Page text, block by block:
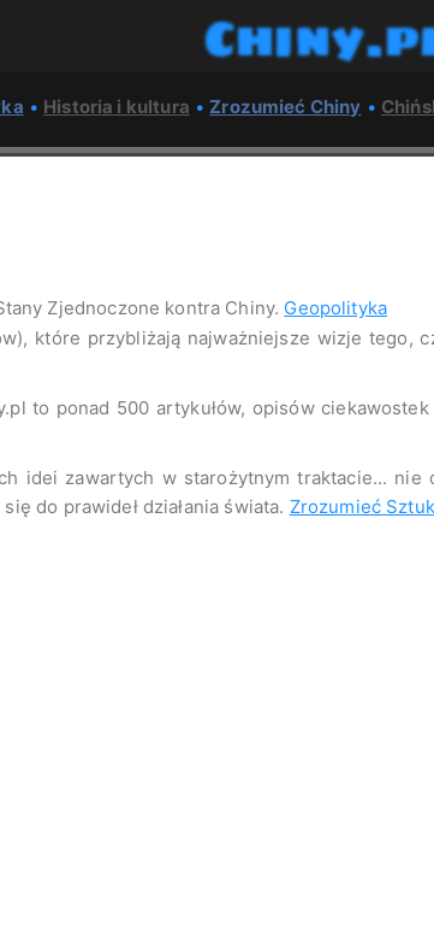
• Historia i kultura •Zrozumieć Chiny •
Zjednoczone kontra Chiny. Geopolityka
które przybliżają najważniejsze wizje tego,
to ponad 500 artykułów, opisów
idei zawartych w starożytnym traktacie... nie
do prawideł działania świata. Zrozumieć